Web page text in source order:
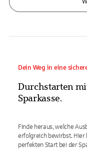
Dein Weg in eine
Durchstarten
Sparkasse.
Finde heraus, welche
erfolgreich bewirbst. Hier
perfekten Start bei der